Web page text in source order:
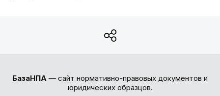
БазаНПА — сайт нормативно-правовых документов и
юридических образцов.